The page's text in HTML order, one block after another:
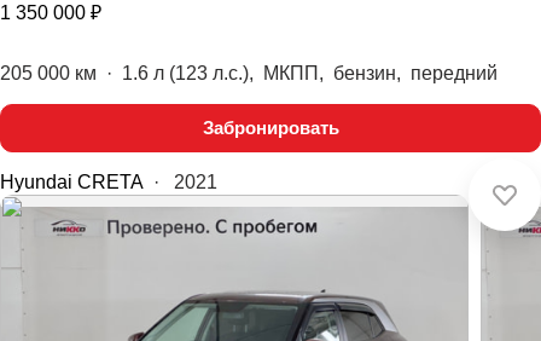
1 350 000 ₽
205 000 км · 1.6 л (123 л.с.), МКПП, бензин, передний
Забронировать
Hyundai CRETA · 2021